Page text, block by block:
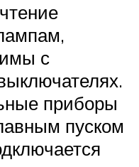
с
приборы
пуском